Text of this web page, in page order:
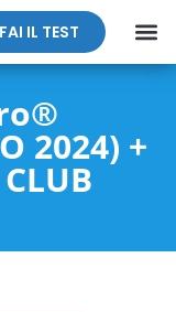
FAI IL TEST
2024) +